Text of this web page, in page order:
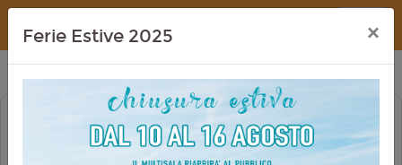
Dream Cinema
THE DOORS 4K (RIED. 2026)
Ferie Estive 2025 ×